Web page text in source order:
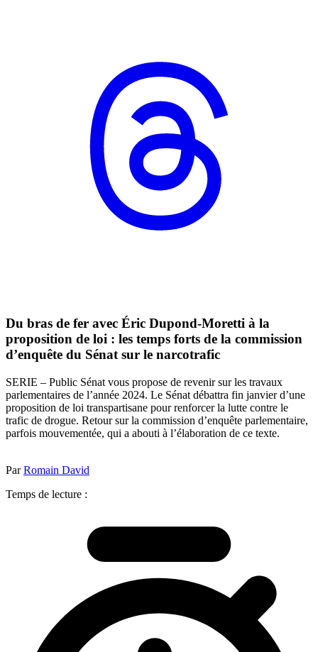
Du bras de fer avec Éric Dupond-Moretti à la
proposition de loi : les temps forts de la commission
d’enquête du Sénat sur le narcotrafic
SERIE – Public Sénat vous propose de revenir sur les travaux
parlementaires de l’année 2024. Le Sénat débattra fin janvier d’une
proposition de loi transpartisane pour renforcer la lutte contre le
trafic de drogue. Retour sur la commission d’enquête parlementaire,
parfois mouvementée, qui a abouti à l’élaboration de ce texte.
ParRomain David
Temps de lecture :